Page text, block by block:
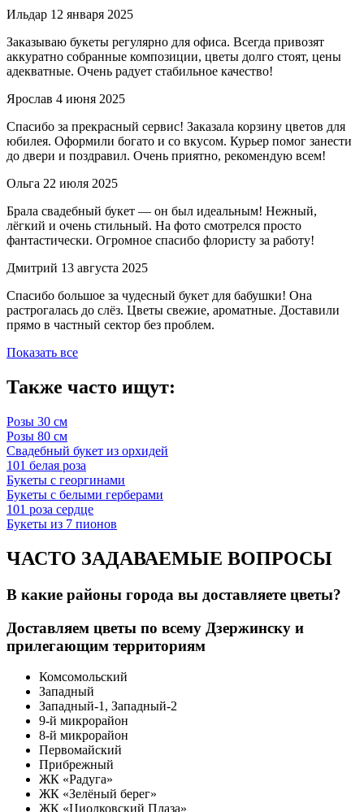
Ильдар 12 января 2025
Заказываю букеты регулярно для офиса. Всегда привозят
аккуратно собранные композиции, цветы долго стоят, цены
адекватные. Очень радует стабильное качество!
Ярослав 4 июня 2025
Спасибо за прекрасный сервис! Заказала корзину цветов для
юбилея. Оформили богато и со вкусом. Курьер помог занести
до двери и поздравил. Очень приятно, рекомендую всем!
Ольга 22 июля 2025
Брала свадебный букет — он был идеальным! Нежный,
лёгкий и очень стильный. На фото смотрелся просто
фантастически. Огромное спасибо флористу за работу!
Дмитрий 13 августа 2025
Спасибо большое за чудесный букет для бабушки! Она
растрогалась до слёз. Цветы свежие, ароматные. Доставили
прямо в частный сектор без проблем.
Показать все
Также часто ищут:
Розы 30 см
Розы 80 см
Свадебный букет из орхидей
101 белая роза
Букеты с георгинами
Букеты с белыми герберами
101 роза сердце
Букеты из 7 пионов
ЧАСТО ЗАДАВАЕМЫЕ ВОПРОСЫ
В какие районы города вы доставляете цветы?
Доставляем цветы по всему Дзержинску и
прилегающим территориям
Комсомольский
Западный
Западный-1, Западный-2
9-й микрорайон
8-й микрорайон
Первомайский
Прибрежный
ЖК «Радуга»
ЖК «Зелёный берег»
ЖК «Циолковский Плаза»